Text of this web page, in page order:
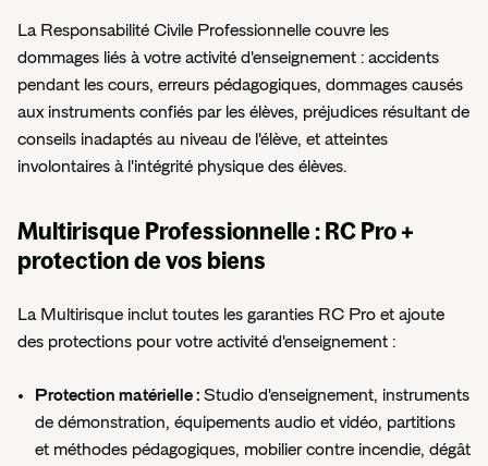
La Responsabilité Civile Professionnelle couvre les
dommages liés à votre activité d'enseignement : accidents
pendant les cours, erreurs pédagogiques, dommages causés
aux instruments confiés par les élèves, préjudices résultant de
conseils inadaptés au niveau de l'élève, et atteintes
involontaires à l'intégrité physique des élèves.
Multirisque Professionnelle : RC Pro +
protection de vos biens
La Multirisque inclut toutes les garanties RC Pro et ajoute
des protections pour votre activité d'enseignement :
Protection matérielle : Studio d'enseignement, instruments
de démonstration, équipements audio et vidéo, partitions
et méthodes pédagogiques, mobilier contre incendie, dégât